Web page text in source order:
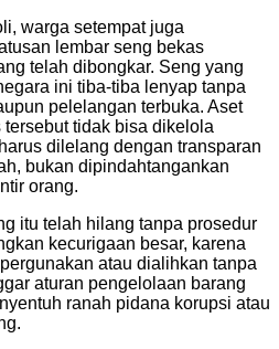
warga setempat juga
lembar seng bekas
telah dibongkar. Seng yang
ini tiba-tiba lenyap tanpa
pelelangan terbuka. Aset
tidak bisa dikelola
dilelang dengan transparan
bukan dipindahtangankan
orang.
itu telah hilang tanpa prosedur
kecurigaan besar, karena
atau dialihkan tanpa
aturan pengelolaan barang
ranah pidana korupsi atau